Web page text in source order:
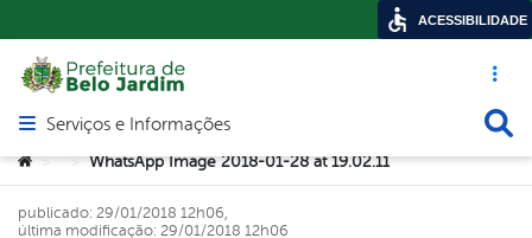
Acesso
Abrir menu principal de navegação
Serviços e Informações
Você está aqui:
> > WhatsApp Image 2018-01-28 at 19.02.11
publicado: 29/01/2018 12h06,
última modificação: 29/01/2018 12h06
ACESSIBILIDADE